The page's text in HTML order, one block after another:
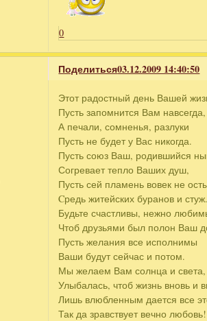
0
Поделиться03.12.2009 14:40:50
Этот радостный день Вашей
Пусть запомнится Вам навсегда,
А печали, сомненья, разлуки
Пусть не будет у Вас никогда.
Пусть союз Ваш, родившийся
Согревает тепло Ваших душ,
Пусть сей пламень вовек не
Cредь житейских буранов и стуж.
Будьте счастливы, нежно
Чтоб друзьями был полон Ваш
Пусть желания все исполнимы
Ваши будут сейчас и потом.
Мы желаем Вам солнца и света,
Улыбалась, чтоб жизнь вновь и
Лишь влюбленным дается все
Так да зравствует вечно любовь!